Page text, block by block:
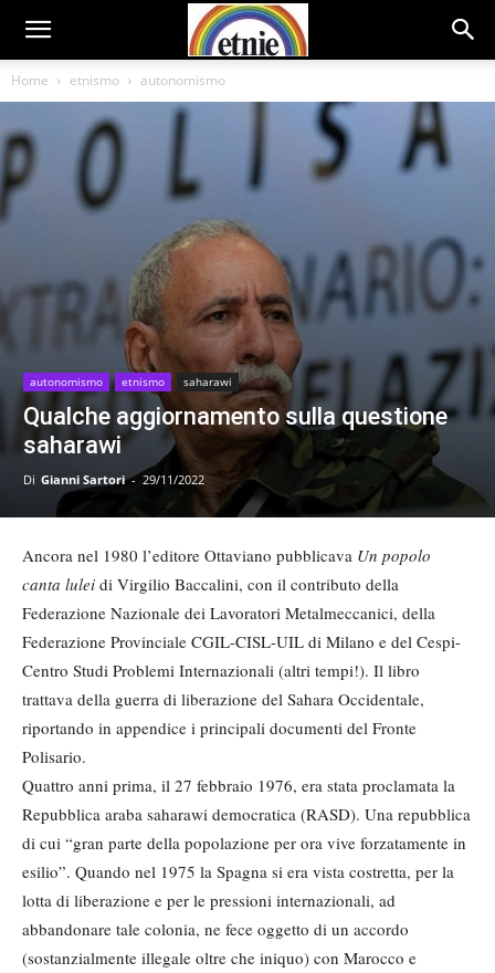
Home etnismo autonomismo
autonomismo etnismo saharawi
Qualche aggiornamento sulla questione
saharawi
Di Gianni Sartori - 29/11/2022
Ancora nel 1980 l’editore Ottaviano pubblicava Un popolo
canta lulei di Virgilio Baccalini, con il contributo della
Federazione Nazionale dei Lavoratori Metalmeccanici, della
Federazione Provinciale CGIL-CISL-UIL di Milano e del Cespi-
Centro Studi Problemi Internazionali (altri tempi!). Il libro
trattava della guerra di liberazione del Sahara Occidentale,
riportando in appendice i principali documenti del Fronte
Polisario.
Quattro anni prima, il 27 febbraio 1976, era stata proclamata la
Repubblica araba saharawi democratica (RASD). Una repubblica
di cui “gran parte della popolazione per ora vive forzatamente in
esilio”. Quando nel 1975 la Spagna si era vista costretta, per la
lotta di liberazione e per le pressioni internazionali, ad
abbandonare tale colonia, ne fece oggetto di un accordo
(sostanzialmente illegale oltre che iniquo) con Marocco e